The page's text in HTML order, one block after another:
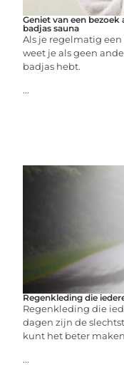
Geniet van een
badjas sauna
Als je regelmatig
weet je als geen
badjas hebt.
...
Regenkleding die
Regenkleding die
dagen zijn de
kunt het beter
...